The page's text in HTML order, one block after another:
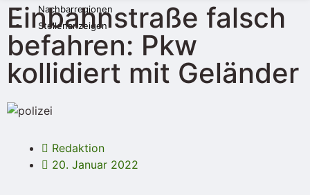
Nachbarregionen
Stellenanzeigen
Einbahnstraße falsch
befahren: Pkw
kollidiert mit Geländer
Redaktion
20. Januar 2022